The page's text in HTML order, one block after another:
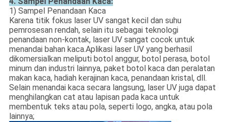
1) Sampel Penandaan Kaca
Karena titik fokus laser UV sangat kecil dan suhu
pemrosesan rendah, selain itu sebagai teknologi
penandaan non-kontak, laser UV sangat cocok untuk
menandai bahan kaca.Aplikasi laser UV yang berhasil
dikomersialkan meliputi botol anggur, botol perasa, botol
minum dan industri lainnya, paket botol kaca dan peralatan
makan kaca, hadiah kerajinan kaca, penandaan kristal, dll.
Selain menandai kaca secara langsung, laser UV juga dapat
menghilangkan cat atau lapisan pada kaca untuk
membentuk teks atau pola, seperti logo, angka, atau pola
lainnya;